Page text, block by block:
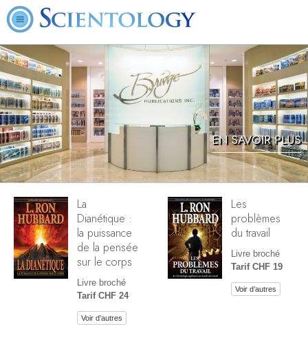
EN SAVOIR PLUS
La
Dianétique :
la puissance
de la pensée
sur le corps
Livre broché
Tarif CHF 24
Voir d’autres
Les
problèmes
du travail
Livre broché
Tarif CHF 19
Voir d’autres